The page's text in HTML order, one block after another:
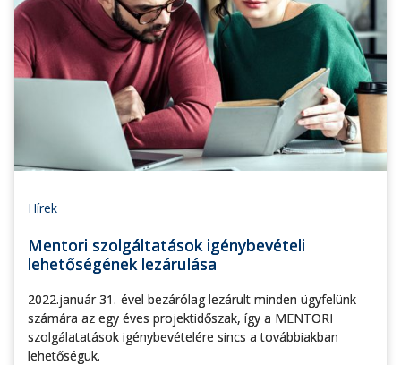
Hírek
Mentori szolgáltatások igénybevételi
lehetőségének lezárulása
2022.január 31.-ével bezárólag lezárult minden ügyfelünk
számára az egy éves projektidőszak, így a MENTORI
szolgálatatások igénybevételére sincs a továbbiakban
lehetőségük.